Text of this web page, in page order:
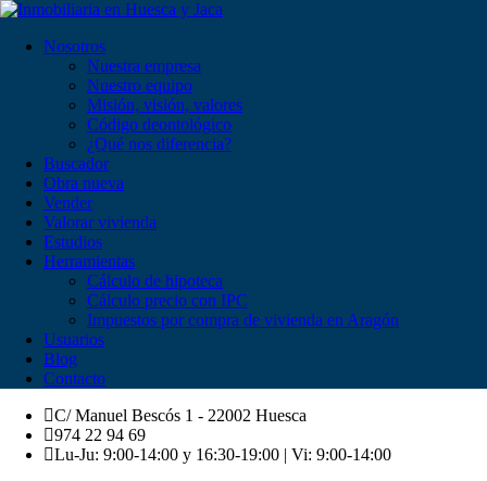
Nosotros
Nuestra empresa
Nuestro equipo
Misión, visión, valores
Código deontológico
¿Qué nos diferencia?
Buscador
Obra nueva
Vender
Valorar vivienda
Estudios
Herramientas
Cálculo de hipoteca
Cálculo precio con IPC
Impuestos por compra de vivienda en Aragón
Usuarios
Blog
Contacto
C/ Manuel Bescós 1 - 22002 Huesca
974 22 94 69
Lu-Ju: 9:00-14:00 y 16:30-19:00 | Vi: 9:00-14:00